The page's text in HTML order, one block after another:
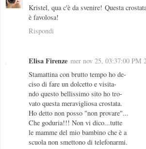
Kristel, qua c'è da svenire! Questa
è favolosa!
Rispondi
Elisa Firenze mer nov 25, 03:37:00 PM
Stamattina con brutto tempo ho de-
ciso di fare un dolcetto e visita-
ndo questo bellissimo sito ho tro-
vato questa meravigliosa crostata.
Ho detto non posso "non provare"...
Che goduria!!! Non vi dico...tutte
le mamme del mio bambino che è a
scuola non smettono di telefonarmi.